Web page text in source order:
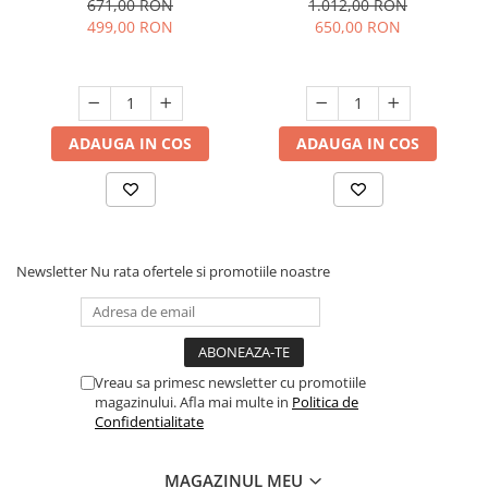
DDT V370T
671,00 RON
499,00 RON
ADAUGA IN COS
DDT V1500T
1.012,00 RON
650,00 RON
ADAUGA IN COS
Newsletter Nu rata ofertele si promotiile noastre
Vreau sa primesc newsletter cu promotiile
magazinului. Afla mai multe in Politica de
Confidentialitate
MAGAZINUL MEU